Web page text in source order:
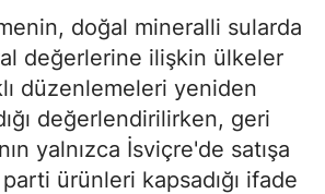
doğal mineralli sularda
değerlerine ilişkin ülkeler
düzenlemeleri yeniden
değerlendirilirken, geri
yalnızca İsviçre'de satışa
ürünleri kapsadığı ifade